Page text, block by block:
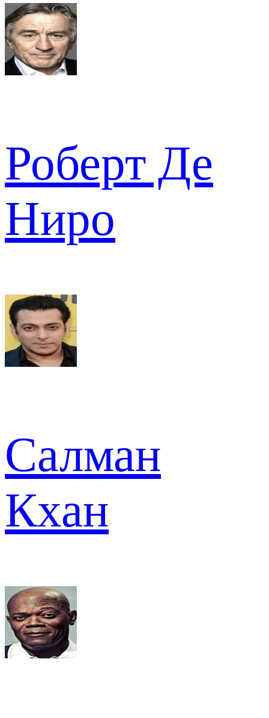
Роберт Де
Ниро
Салман
Кхан